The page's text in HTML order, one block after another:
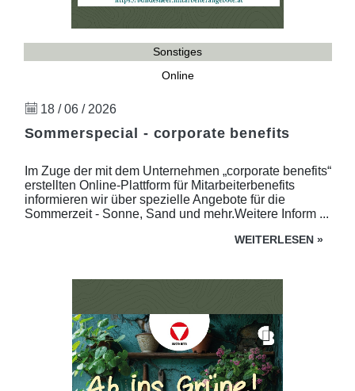
Sonstiges
Online
18 / 06 / 2026
Sommerspecial - corporate benefits
Im Zuge der mit dem Unternehmen „corporate benefits“
erstellten Online-Plattform für Mitarbeiterbenefits
informieren wir über spezielle Angebote für die
Sommerzeit - Sonne, Sand und mehr.Weitere Inform ...
WEITERLESEN »